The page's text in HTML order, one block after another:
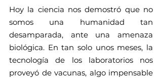
Hoy la ciencia nos demostró que no
somos una humanidad tan
desamparada, ante una amenaza
biológica. En tan solo unos meses, la
tecnología de los laboratorios nos
proveyó de vacunas, algo impensable